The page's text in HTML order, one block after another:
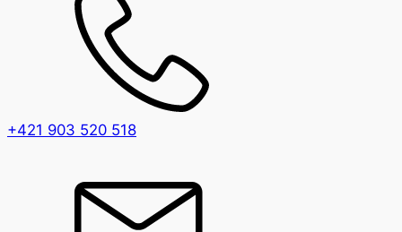
+421 903 520 518